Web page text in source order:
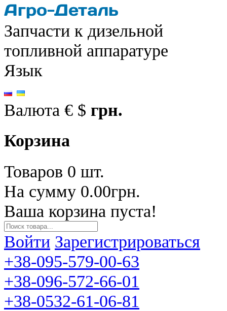
Запчасти к дизельной
топливной аппаратуре
Язык
Валюта € $ грн.
Корзина
Товаров 0 шт.
На сумму 0.00грн.
Ваша корзина пуста!
Войти Зарегистрироваться
+38-095-579-00-63
+38-096-572-66-01
+38-0532-61-06-81